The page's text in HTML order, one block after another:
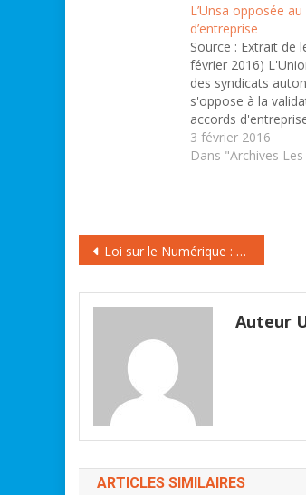
L’Unsa opposée
d’entreprise
Source : Extrait de
février 2016)
des syndicats
s'oppose à la
accords
minoritaires par
Cette possibilité
représentative,
3 février 2016
Dans "Archives
Navigation
de
l’article
Loi sur le Numérique : revenge porn, droit à l’oubli, mort numérique… Ce qui va changer
Auteur
ARTICLES SIMILAIRES